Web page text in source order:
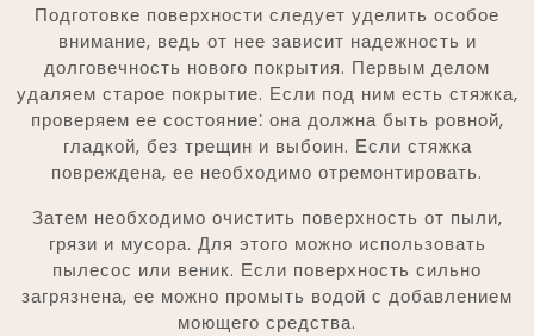
Подготовке поверхности следует уделить особое
внимание, ведь от нее зависит надежность и
долговечность нового покрытия. Первым делом
удаляем старое покрытие. Если под ним есть стяжка,
проверяем ее состояние⁚ она должна быть ровной,
гладкой, без трещин и выбоин. Если стяжка
повреждена, ее необходимо отремонтировать.
Затем необходимо очистить поверхность от пыли,
грязи и мусора. Для этого можно использовать
пылесос или веник. Если поверхность сильно
загрязнена, ее можно промыть водой с добавлением
моющего средства.